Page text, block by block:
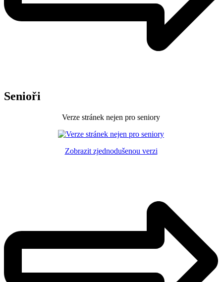
Senioři
Verze stránek nejen pro seniory
Zobrazit zjednodušenou verzi